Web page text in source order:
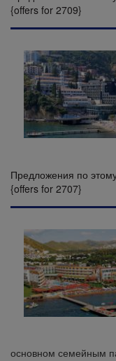
{offers for 2709}
Предложения по
{offers for 2707}
основном семейным